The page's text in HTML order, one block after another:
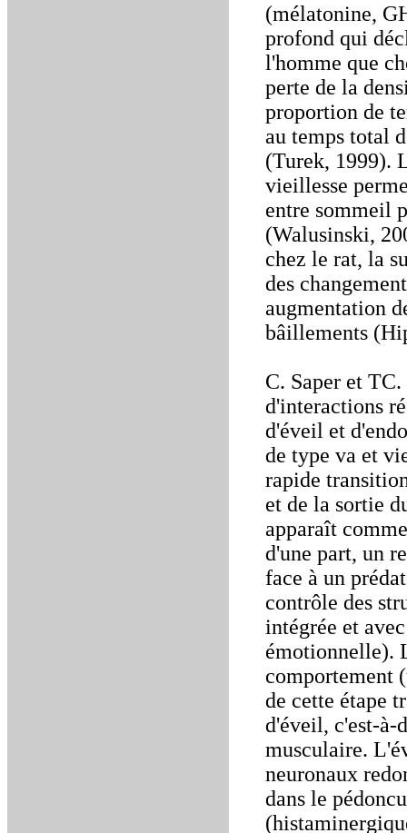
(mélatonine,
profond qui
l'homme que
perte de la
proportion de
au temps total
(Turek, 1999).
vieillesse
entre sommeil
(Walusinski,
chez le rat, la
des
augmentation
bâillements
C. Saper et
d'interactions
d'éveil et
de type va et
rapide
et de la sortie
apparaît
d'une part, un
face à un
contrôle des
intégrée et
émotionnelle).
comportement
de cette étape
d'éveil, c'est-à-
musculaire.
neuronaux
dans le